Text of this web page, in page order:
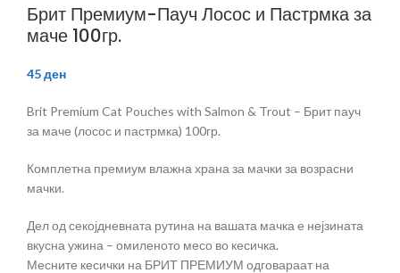
Брит Премиум-Пауч Лосос и Пастрмка за
маче 100гр.
45ден
Brit Premium Cat Pouches with Salmon & Trout – Брит пауч
за маче (лосос и пастрмка) 100гр.
Комплетна премиум влажна храна за мачки за возрасни
мачки.
Дел од секојдневната рутина на вашата мачка е нејзината
вкусна ужина – омиленото месо во кесичка.
Месните кесички на БРИТ ПРЕМИУМ одговараат на